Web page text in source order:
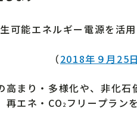
可能エネルギー電源を活
（2018年９月25
まり・多様化や、非化石
再エネ・CO 2 フリープラン